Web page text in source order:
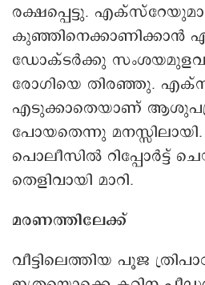
രക്ഷപ്പെട്ടു.
കുഞ്ഞിനെക്കാണിക്കാന്‍
ഡോക്ടർക്കു
രോഗിയെ തിരഞ്ഞു.
എടുക്കാതെയാണ്
പോയതെന്നു
പൊലീസിൽ റിപ്പോർട്ട്
തെളിവായി മാറി.
മരണത്തിലേക്ക്
വീട്ടിലെത്തിയ പൂജ